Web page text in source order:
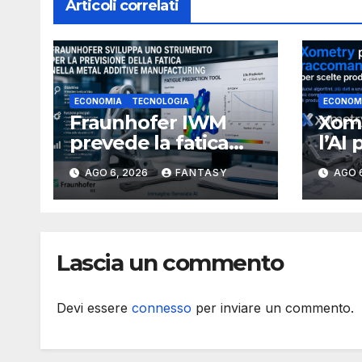
Articoli correlati
ECONOMIA TECNOLOGIA
Fraunhofer IWM
prevede la fatica
dei componenti
metallici stampati in
3D
AGO 6, 2026 FANTASY
l’AI
più
AGO
Lascia un commento
Devi essere connesso per inviare un commento.